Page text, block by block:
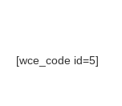
[wce_code id=5]